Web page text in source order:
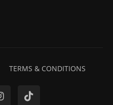
TERMS & CONDITIONS